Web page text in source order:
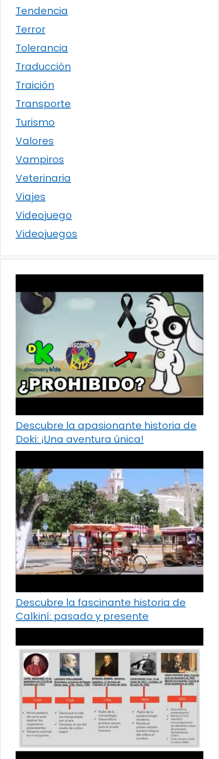
Tendencia
Terror
Tolerancia
Traducción
Traición
Transporte
Turismo
Valores
Vampiros
Veterinaria
Viajes
Videojuego
Videojuegos
Descubre la apasionante historia de
Doki: ¡Una aventura única!
Descubre la fascinante historia de
Calkiní: pasado y presente